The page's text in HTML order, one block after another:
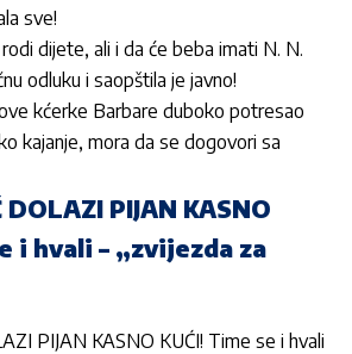
sve!
dijete, ali i da će beba imati N. N.
odluku i saopštila je javno!
kćerke Barbare duboko potresao
kajanje, mora da se dogovori sa
DOLAZI PIJAN KASNO
i hvali – „zvijezda za
PIJAN KASNO KUĆI! Time se i hvali